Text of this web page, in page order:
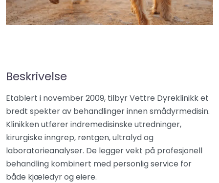
Beskrivelse
Etablert i november 2009, tilbyr Vettre Dyreklinikk et
bredt spekter av behandlinger innen smådyrmedisin.
Klinikken utfører indremedisinske utredninger,
kirurgiske inngrep, røntgen, ultralyd og
laboratorieanalyser. De legger vekt på profesjonell
behandling kombinert med personlig service for
både kjæledyr og eiere.